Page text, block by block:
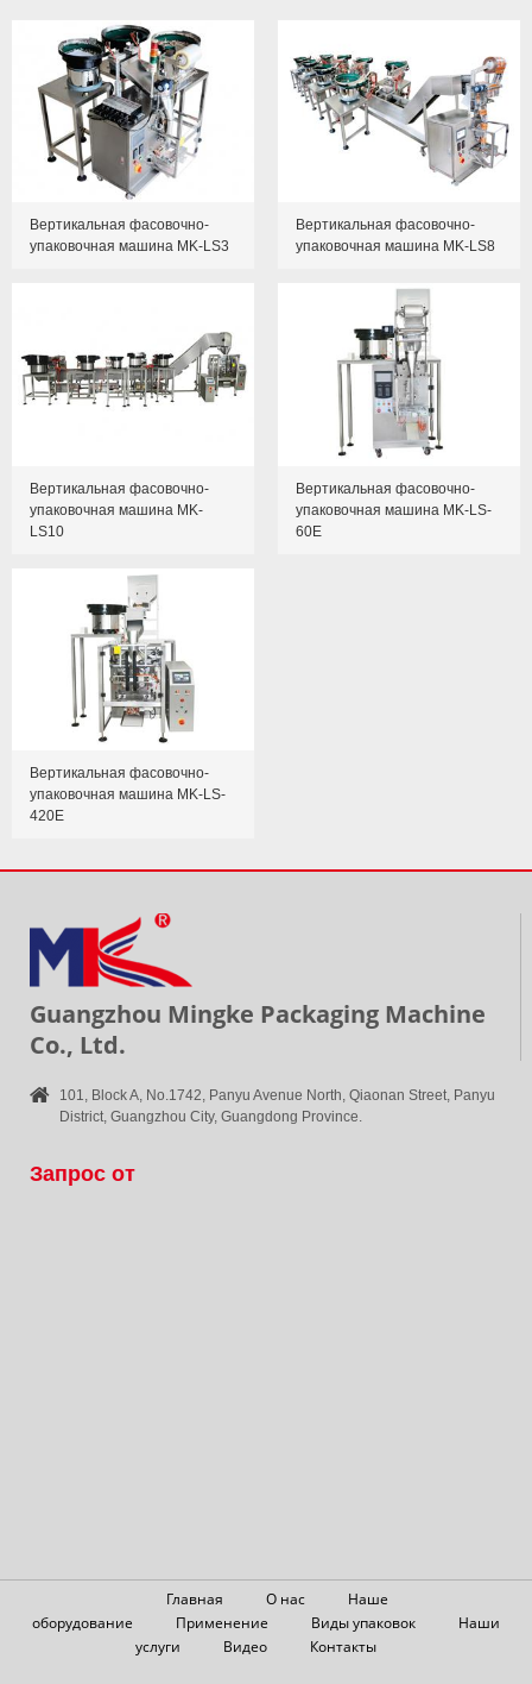
Вертикальная фасовочно-
упаковочная машина MK-LS3
Вертикальная фасовочно-
упаковочная машина MK-LS8
Вертикальная фасовочно-
упаковочная машина MK-
LS10
Вертикальная фасовочно-
упаковочная машина MK-LS-
60E
Вертикальная фасовочно-
упаковочная машина MK-LS-
420E
Guangzhou Mingke Packaging Machine
Co., Ltd.
101, Block A, No.1742, Panyu Avenue North, Qiaonan Street, Panyu
District, Guangzhou City, Guangdong Province.
Запрос от
Главная О нас
Наше
оборудование
Применение Виды упаковок
Наши
услуги
Видео Контакты